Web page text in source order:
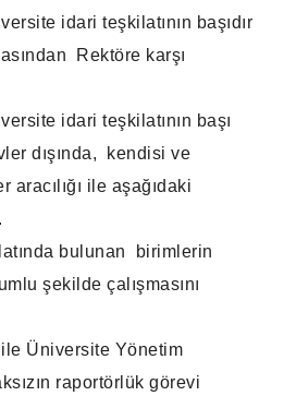
idari teşkilatının başıdır
Rektöre karşı
idari teşkilatının başı
dışında, kendisi ve
aracılığı ile aşağıdaki
bulunan birimlerin
şekilde çalışmasını
Üniversite Yönetim
raportörlük görevi